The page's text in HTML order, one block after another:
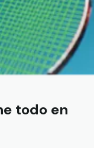
todo en